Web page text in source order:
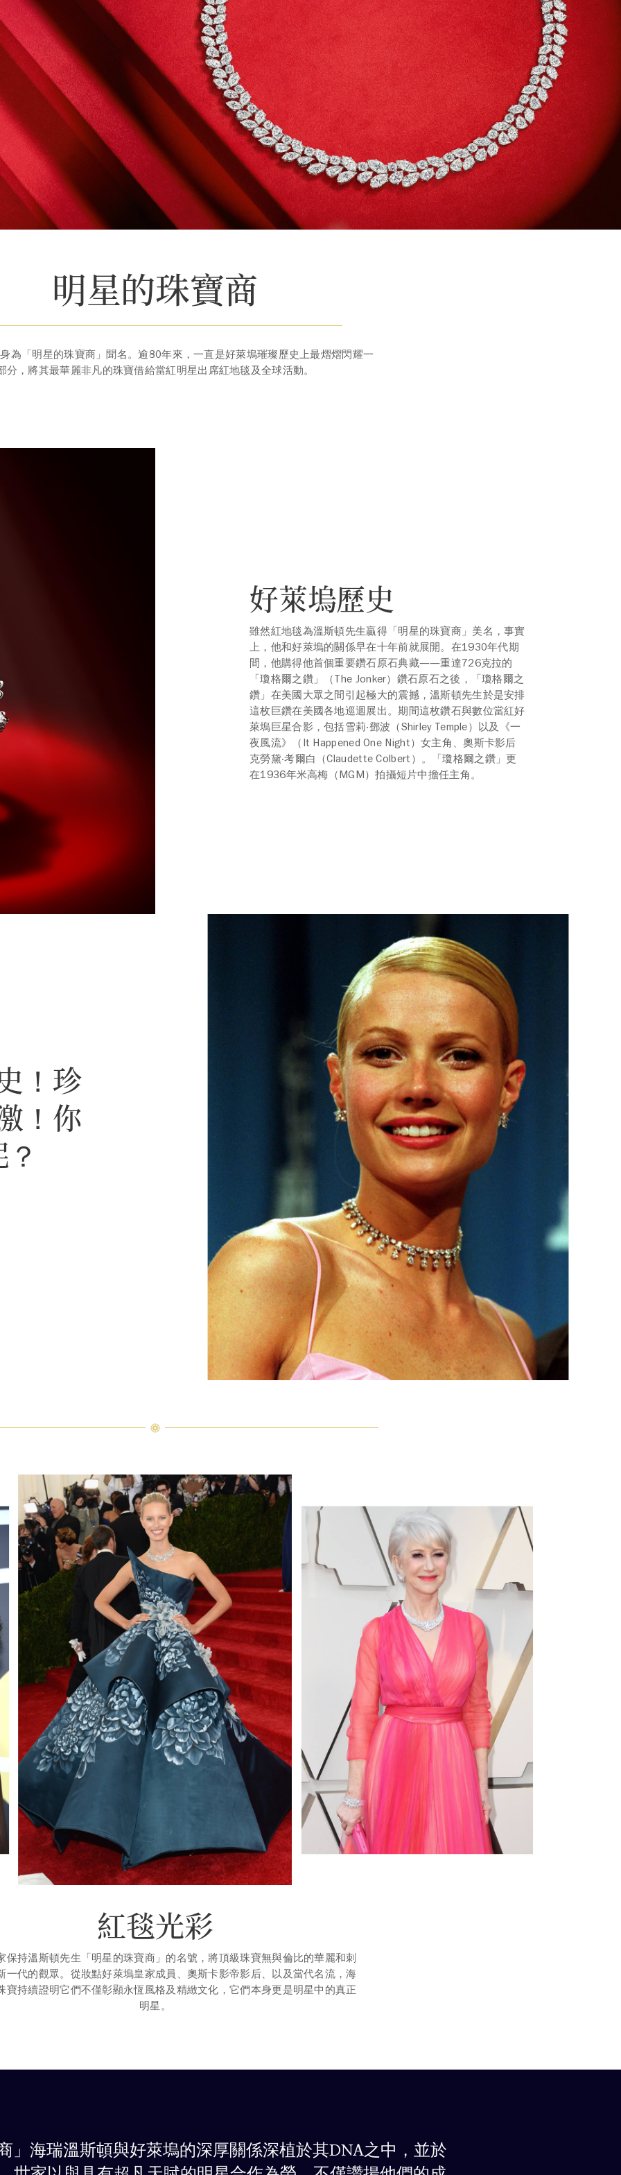
明星的珠寶商
為「明星的珠寶商」聞名。逾80年來，一直是好萊塢璀璨歷史上最熠熠閃耀一
分，將其最華麗非凡的珠寶借給當紅明星出席紅地毯及全球活動。
好萊塢歷史
雖然紅地毯為溫斯頓先生贏得「明星的珠寶商」美名，事實
上，他和好萊塢的關係早在十年前就展開。在1930年代期
間，他購得他首個重要鑽石原石典藏——重達726克拉的
「瓊格爾之鑽」（The Jonker）鑽石原石之後，「瓊格爾之
鑽」在美國大眾之間引起極大的震撼，溫斯頓先生於是安排
這枚巨鑽在美國各地巡迴展出。期間這枚鑽石與數位當紅好
萊塢巨星合影，包括雪莉‧鄧波（Shirley Temple）以及《一
夜風流》（It Happened One Night）女主角、奧斯卡影后
克勞黛‧考爾白（Claudette Colbert）。「瓊格爾之鑽」更
在1936年米高梅（MGM）拍攝短片中擔任主角。
！珍
！你
紅毯光彩
保持溫斯頓先生「明星的珠寶商」的名號，將頂級珠寶無與倫比的華麗和刺
一代的觀眾。從妝點好萊塢皇家成員、奧斯卡影帝影后、以及當代名流，海
寶持續證明它們不僅彰顯永恆風格及精緻文化，它們本身更是明星中的真正
明星。
」海瑞溫斯頓與好萊塢的深厚關係深植於其DNA之中，並於